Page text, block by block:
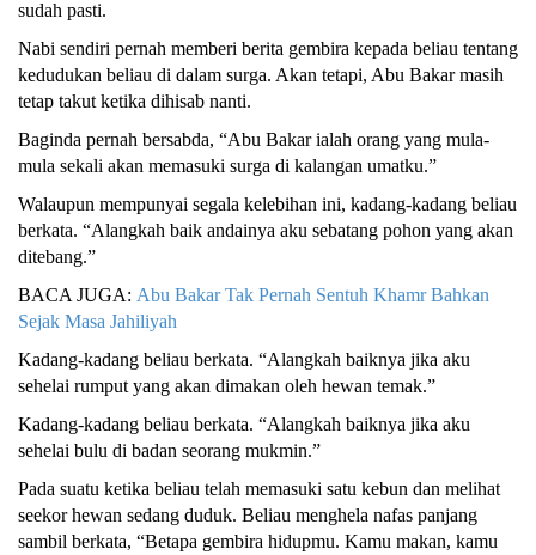
sudah pasti.
Nabi sendiri pernah memberi berita gembira kepada beliau tentang
kedudukan beliau di dalam surga. Akan tetapi, Abu Bakar masih
tetap takut ketika dihisab nanti.
Baginda pernah bersabda, “Abu Bakar ialah orang yang mula-
mula sekali akan memasuki surga di kalangan umatku.”
Walaupun mempunyai segala kelebihan ini, kadang-kadang beliau
berkata. “Alangkah baik andainya aku sebatang pohon yang akan
ditebang.”
BACA JUGA: Abu Bakar Tak Pernah Sentuh Khamr Bahkan
Sejak Masa Jahiliyah
Kadang-kadang beliau berkata. “Alangkah baiknya jika aku
sehelai rumput yang akan dimakan oleh hewan temak.”
Kadang-kadang beliau berkata. “Alangkah baiknya jika aku
sehelai bulu di badan seorang mukmin.”
Pada suatu ketika beliau telah memasuki satu kebun dan melihat
seekor hewan sedang duduk. Beliau menghela nafas panjang
sambil berkata, “Betapa gembira hidupmu. Kamu makan, kamu